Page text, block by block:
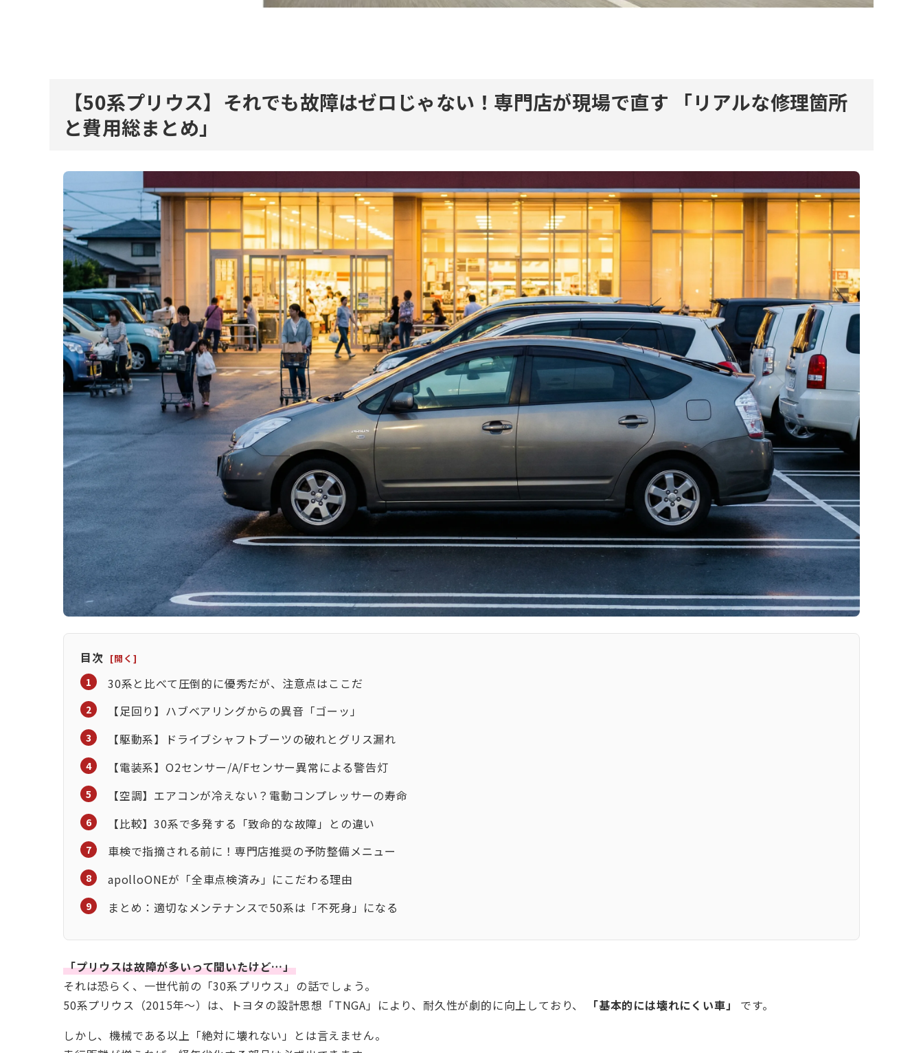
【50系プリウス】それでも故障はゼロじゃない！専門店が現場で直す
「リアルな修理箇所
と費用総まとめ」
目次
30系と比べて圧倒的に優秀だが、注意点はここだ
【足回り】ハブベアリングからの異音「ゴーッ」
【駆動系】ドライブシャフトブーツの破れとグリス漏れ
【電装系】O2センサー/A/Fセンサー異常による警告灯
【空調】エアコンが冷えない？電動コンプレッサーの寿命
【比較】30系で多発する「致命的な故障」との違い
車検で指摘される前に！専門店推奨の予防整備メニュー
apolloONEが「全車点検済み」にこだわる理由
まとめ：適切なメンテナンスで50系は「不死身」になる
「プリウスは故障が多いって聞いたけど…」
それは恐らく、一世代前の「30系プリウス」の話でしょう。
50系プリウス（2015年〜）は、トヨタの設計思想「TNGA」により、耐久性が劇的に向上しており、
「基本的には壊れにくい車」 です。
しかし、機械である以上「絶対に壊れない」とは言えません。